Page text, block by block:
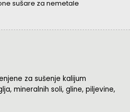
sušare za nemetale
za sušenje kalijum
mineralnih soli, gline, piljevine,